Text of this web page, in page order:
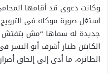
وكانت دعوى قد أقامها
استغل صورة موكله فى
جديدة له سماها “مش بتفتش
الكابتن طيار أشرف أبو
الطائرة، ما أدى إلى إلحاق